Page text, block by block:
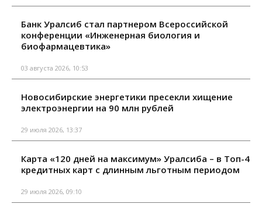
Банк Уралсиб стал партнером Всероссийской
конференции «Инженерная биология и
биофармацевтика»
03 августа 2026, 10:53
Новосибирские энергетики пресекли хищение
электроэнергии на 90 млн рублей
29 июля 2026, 13:37
Карта «120 дней на максимум» Уралсиба – в Топ-4
кредитных карт с длинным льготным периодом
29 июля 2026, 09:10